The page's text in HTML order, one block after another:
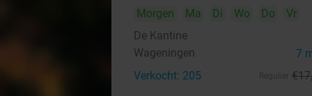
Morgen Ma Di Wo Do
Vr
De Kantine
Wageningen 7
Verkocht: 205 €17